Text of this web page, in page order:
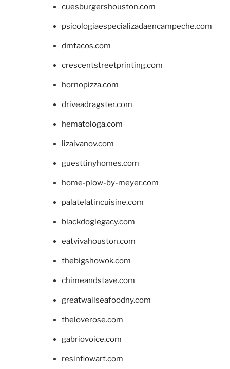
cuesburgershouston.com
psicologiaespecializadaencampeche.com
dmtacos.com
crescentstreetprinting.com
hornopizza.com
driveadragster.com
hematologa.com
lizaivanov.com
guesttinyhomes.com
home-plow-by-meyer.com
palatelatincuisine.com
blackdoglegacy.com
eatvivahouston.com
thebigshowok.com
chimeandstave.com
greatwallseafoodny.com
theloverose.com
gabriovoice.com
resinflowart.com